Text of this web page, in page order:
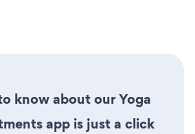
know about our Yoga
app is just a click